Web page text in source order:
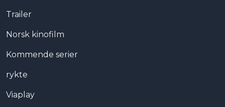
Trailer
Norsk kinofilm
Kommende serier
rykte
Viaplay